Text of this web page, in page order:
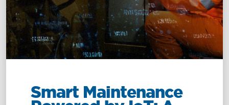
Intelligence
Training
Consultancy
Chartering &
Salvage
Inland
Shipping
Management
Smart Maintenance